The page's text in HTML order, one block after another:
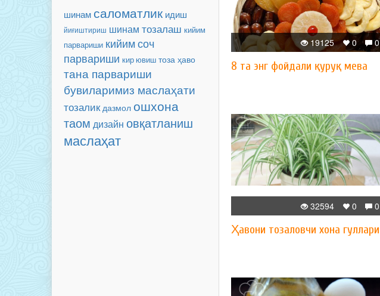
шинам саломатлик идиш
йиғиштириш шинам тозалаш кийим
парвариши кийимсоч
парвариши кир ювиш тоза ҳаво
тана парвариши
бувиларимиз маслаҳати
тозалик дазмол ошхона
таом дизайн овқатланиш
маслаҳат
0
0
19125
8 та энг фойдали қуруқ мева
0
0
32594
Ҳавони тозаловчи хона гуллари